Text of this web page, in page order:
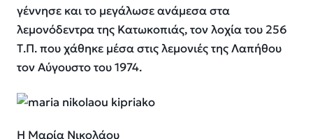
γέννησε και το μεγάλωσε ανάμεσα στα
λεμονόδεντρα της Κατωκοπιάς, τον λοχία του 256
Τ.Π. που χάθηκε μέσα στις λεμονιές της Λαπήθου
τον Αύγουστο του 1974.
Η Μαρία Νικολάου